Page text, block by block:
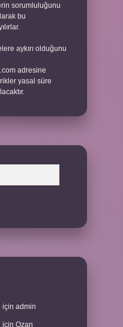
sorumluluğunu
bu
aykırı olduğunu
adresine
yasal süre
için admin
için Ozan